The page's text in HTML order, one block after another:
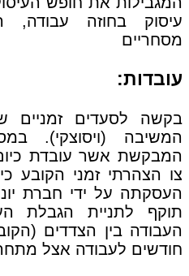
עיסוק בחוזה עבודה,
מסחריים
עובדות:
בקשה לסעדים זמניים
המשיבה (ויסוצקי).
המבקשת אשר עובדת
צו הצהרתי זמני הקובע
העסקתה על ידי חברת
תוקף לתניית הגבלת
חודשים לעבודה אצל